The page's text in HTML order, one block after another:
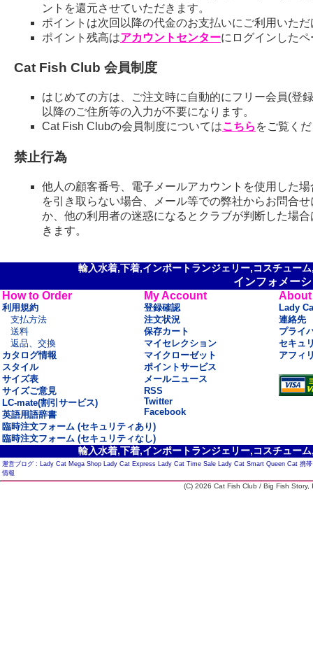
ントを還元させていただきます。
ポイントは次回以降の代金のお支払いにご利用いた
ポイント残高はアカウントセンターにログインした
Cat Fish Club 会員制度
はじめての方は、ご注文時に自動的にフリー会員(登
以降のご住所等の入力が不要になります。
Cat Fish Clubの会員制度についてはこちら をご覧く
禁止行為
他人の顧客番号、電子メールアカウントを使用した
を引き取らない場合、メール等での弊社からお問合
か、他の利用者の迷惑になるとクラブが判断した場
きます。
輸入水着,下着,インポートランジェリー,コスチュー
インフォメー
How to Order
利用規約
支払方法
送料
返品、交換
カタログ情報
スタイル
サイズ表
サイズご意見
LC-mate(割引サービス)
英語用語辞書
My Account
登録確認
注文状況
保存カート
マイセレクション
マイクローゼット
ポイントサービス
メールニュース
RSS
Twitter
Facebook
About
Lady
連絡先
プライ
セキュ
アフィ
臨時注文フォーム (セキュリティあり)
臨時注文フォーム (セキュリティなし)
輸入水着,下着,インポートランジェリー,コスチュー
運営ブログ : Lady Cat Mega Shop Lady Cat Express Lady Cat Time Sale Lady Cat Smart Queen Cat 携
情報
(C) 2026 Cat Fish Club / Big Fish Story,